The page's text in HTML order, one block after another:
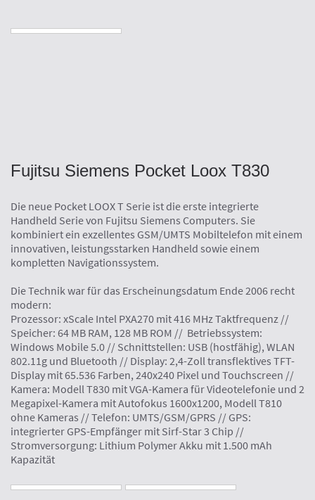
Fujitsu Siemens Pocket Loox T830
Die neue Pocket LOOX T Serie ist die erste integrierte
Handheld Serie von Fujitsu Siemens Computers. Sie
kombiniert ein exzellentes GSM/UMTS Mobiltelefon mit einem
innovativen, leistungsstarken Handheld sowie einem
kompletten Navigationssystem.
Die Technik war für das Erscheinungsdatum Ende 2006 recht
modern:
Prozessor: xScale Intel PXA270 mit 416 MHz Taktfrequenz //
Speicher: 64 MB RAM, 128 MB ROM // Betriebssystem:
Windows Mobile 5.0 // Schnittstellen: USB (hostfähig), WLAN
802.11g und Bluetooth // Display: 2,4-Zoll transflektives TFT-
Display mit 65.536 Farben, 240x240 Pixel und Touchscreen //
Kamera: Modell T830 mit VGA-Kamera für Videotelefonie und 2
Megapixel-Kamera mit Autofokus 1600x1200, Modell T810
ohne Kameras // Telefon: UMTS/GSM/GPRS // GPS:
integrierter GPS-Empfänger mit Sirf-Star 3 Chip //
Stromversorgung: Lithium Polymer Akku mit 1.500 mAh
Kapazität